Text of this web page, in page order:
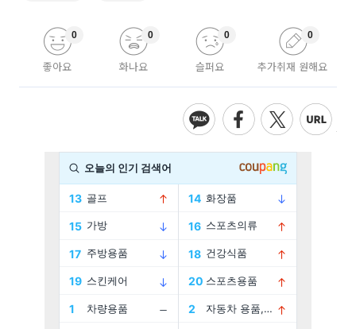
좋아요
0
화나요
0
슬퍼요
0
추가취재 원해요
0